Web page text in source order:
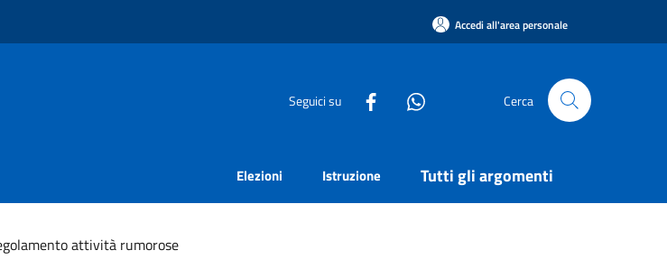
Accedi all'area personale
Seguici su Cerca
Elezioni Istruzione Tutti gli argomenti
attività rumorose